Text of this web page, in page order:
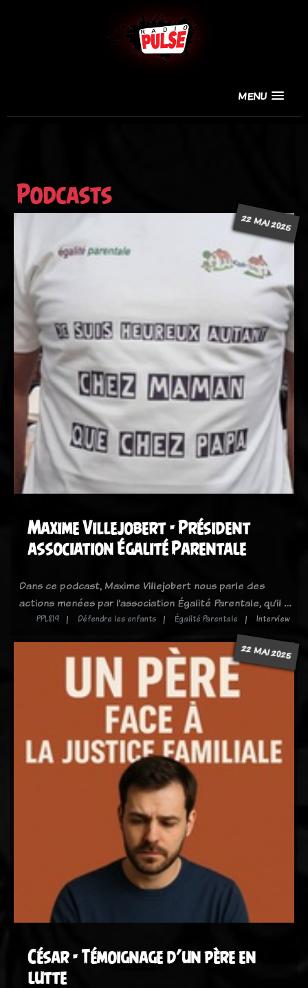
MENU
Podcasts
22 MAI 2025
Maxime Villejobert - Président
association Égalité Parentale
Dans ce podcast, Maxime Villejobert nous parle des
actions menées par l’association Égalité Parentale, qu’il …
PPL819 Défendre les enfants Égalité Parentale Interview
22 MAI 2025
César - Témoignage d’un père en
lutte